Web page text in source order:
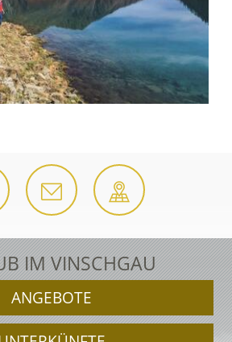
IM VINSCHGAU
ANGEBOTE